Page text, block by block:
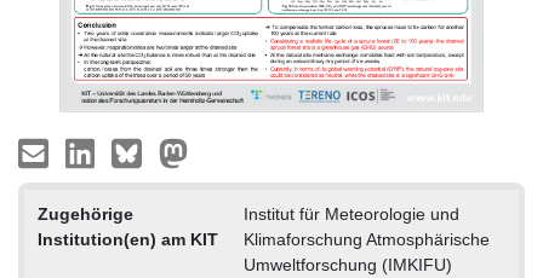
Zugehörige
Institution(en) am KIT
Institut für Meteorologie und
Klimaforschung Atmosphärische
Umweltforschung (IMKIFU)